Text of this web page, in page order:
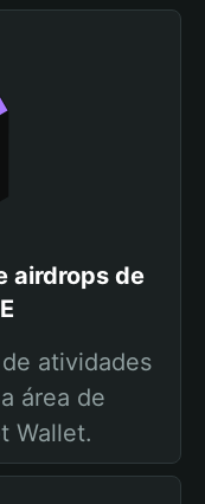
airdrops de
atividades
área de
Wallet.